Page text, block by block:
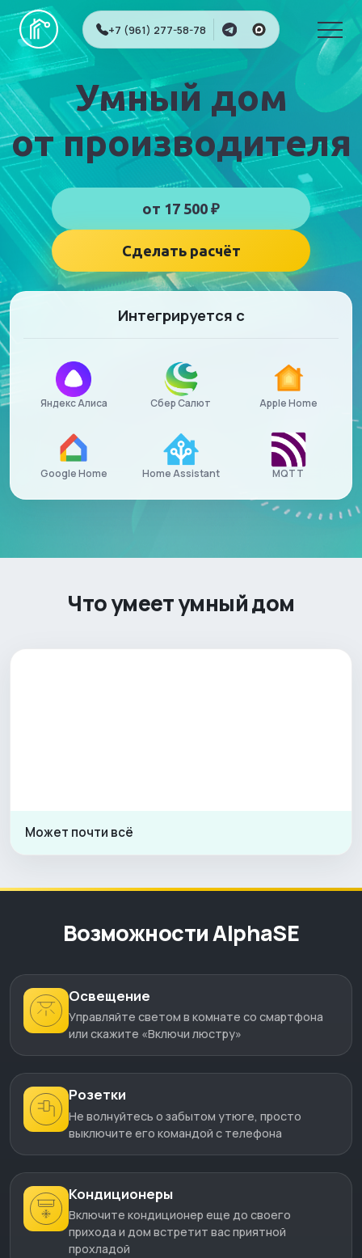
+7 (961) 277-58-78
Умный дом
от производителя
от 17 500 ₽
Сделать расчёт
Интегрируется с
Яндекс Алиса Сбер Салют Apple Home
Google Home Home Assistant MQTT
Что умеет умный дом
Может почти всё
Возможности AlphaSE
Освещение
Управляйте светом в комнате со смартфона
или скажите «Включи люстру»
Розетки
Не волнуйтесь о забытом утюге, просто
выключите его командой c телефона
Кондиционеры
Включите кондиционер еще до своего
прихода и дом встретит вас приятной
прохладой